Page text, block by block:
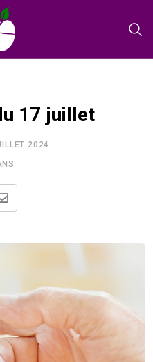
17 juillet
2024
Share
Email